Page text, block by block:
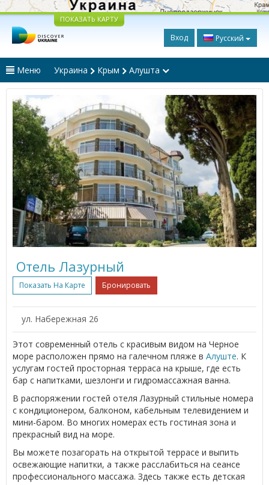
ПОКАЗАТЬ КАРТУ
Вход Русский
Меню Украина Крым Алушта
Отель Лазурный
Показать На Карте Бронировать
ул. Набережная 26
Этот современный отель с красивым видом на Черное
море расположен прямо на галечном пляже в Алуште. К
услугам гостей просторная терраса на крыше, где есть
бар с напитками, шезлонги и гидромассажная ванна.
В распоряжении гостей отеля Лазурный стильные номера
с кондиционером, балконом, кабельным телевидением и
мини-баром. Во многих номерах есть гостиная зона и
прекрасный вид на море.
Вы можете позагорать на открытой террасе и выпить
освежающие напитки, а также расслабиться на сеансе
профессионального массажа. Здесь также есть детская